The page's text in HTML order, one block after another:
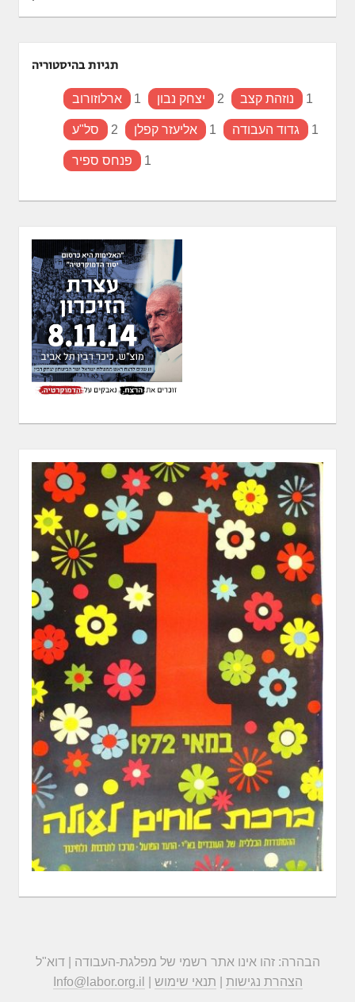
תגיות בהיסטוריה
ארלוזורוב 1 יצחק נבון 2 נוזהת קצב 1
סל"ע 2 אליעזר קפלן 1 גדוד העבודה 1
פנחס ספיר 1
הבהרה: זהו אינו אתר רשמי של מפלגת-העבודה | דוא"ל
Info@labor.org.il
הצהרת נגישות תנאי שימוש